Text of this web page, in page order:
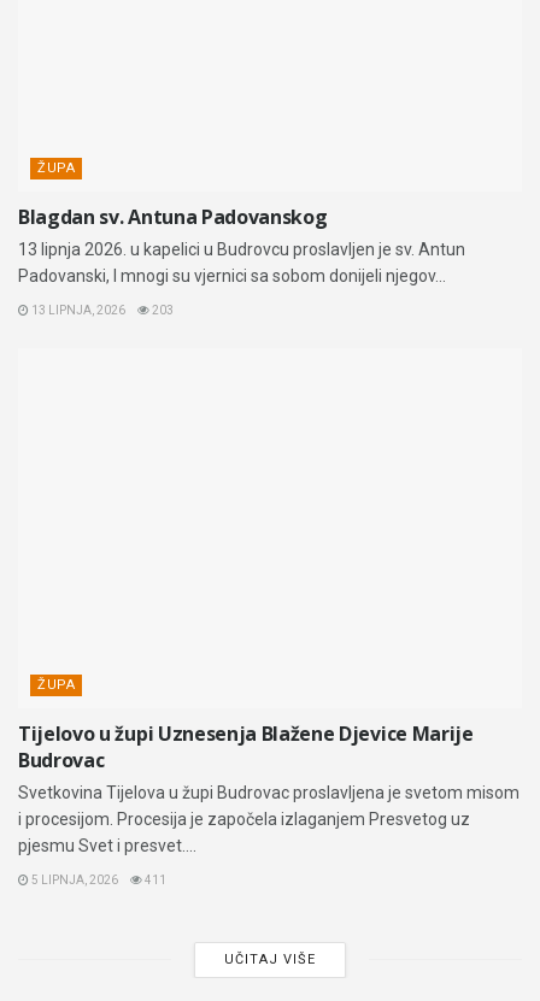
ŽUPA
Blagdan sv. Antuna Padovanskog
13 lipnja 2026. u kapelici u Budrovcu proslavljen je sv. Antun
Padovanski, I mnogi su vjernici sa sobom donijeli njegov...
13 LIPNJA, 2026 203
ŽUPA
Tijelovo u župi Uznesenja Blažene Djevice Marije
Budrovac
Svetkovina Tijelova u župi Budrovac proslavljena je svetom misom
i procesijom. Procesija je započela izlaganjem Presvetog uz
pjesmu Svet i presvet....
5 LIPNJA, 2026 411
UČITAJ VIŠE